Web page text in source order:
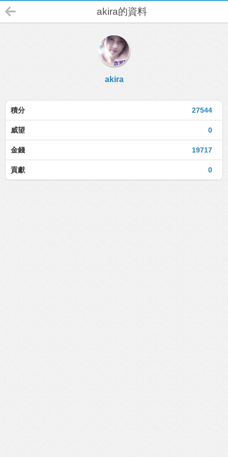
akira的資料
akira
27544
積分
0
威望
19717
金錢
0
貢獻